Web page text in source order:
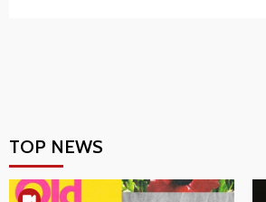
TOP NEWS